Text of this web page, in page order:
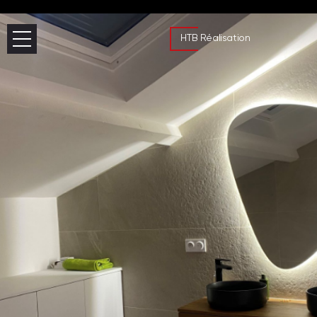
HTB Réalisation